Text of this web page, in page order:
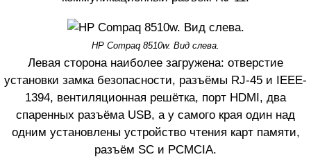
HP Compaq 8510w. Вид слева.
Левая сторона наиболее загружена: отверстие
установки замка безопасности, разъёмы RJ-45 и IEEE-
1394, вентиляционная решётка, порт HDMI, два
спаренных разъёма USB, а у самого края один над
одним установлены устройство чтения карт памяти,
разъём SC и PCMCIA.